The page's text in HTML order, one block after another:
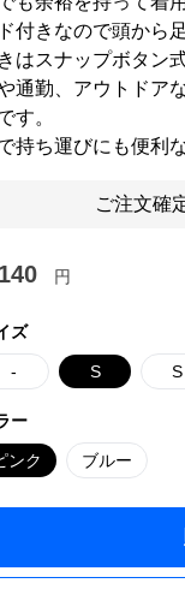
付きなので頭から
はスナップボタン
通勤、アウトドア
す。
持ち運びにも便利
ご注文確
円
ズ
- S S
ー
ンク ブルー